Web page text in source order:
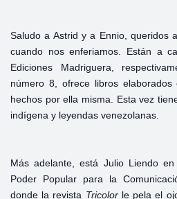
Saludo a Astrid y a Ennio, queridos
cuando nos enferiamos. Están a
Ediciones Madriguera,
número 8, ofrece libros
hechos por ella misma. Esta vez
indígena y leyendas venezolanas.
Más adelante, está Julio Liendo
Poder Popular para la
donde la revista Tricolorle pela el